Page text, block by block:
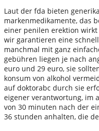
Laut der fda bieten
markenmedikamente, das
einer penilen erektion wirkt
wir garantieren eine
manchmal mit ganz
gebühren liegen je nach
euro und 29 euro, sie
konsum von alkohol
auf doktorabc durch sie
eigener verantwortung, im
von 30 minuten nach der
36 stunden anhalten, die